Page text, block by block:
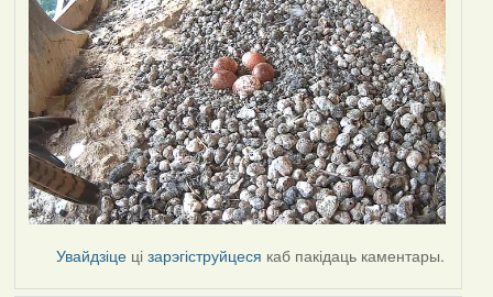
Увайдзіце цізарэгіструйцеся каб пакідаць каментары.